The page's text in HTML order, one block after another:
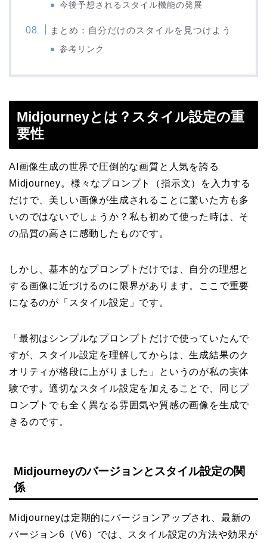
今後予想されるスタイル機能の発展
まとめ：自分だけのスタイルを見つけよう
参考リンク
Midjourneyとは？スタイル設定の重
要性
AI画像生成の世界で圧倒的な画質と人気を誇る
Midjourney。様々なプロンプト（指示文）を入力する
だけで、美しい画像が生成されることに驚いた方も多
いのではないでしょうか？私も初めて使った時は、そ
の品質の高さに感動したものです。
しかし、基本的なプロンプトだけでは、自分の理想と
する画像に近づけるのに限界があります。ここで重要
になるのが「スタイル設定」です。
「最初はシンプルなプロンプトだけで使っていたんで
すが、スタイル設定を理解してからは、生成結果のク
オリティが格段に上がりました」というのが私の実体
験です。適切なスタイル設定を加えることで、同じプ
ロンプトでも全く異なる雰囲気や質感の画像を生成で
きるのです。
Midjourneyのバージョンとスタイル設定の関
係
Midjourneyは定期的にバージョンアップされ、最新の
バージョン6（V6）では、スタイル設定の方法や効果が